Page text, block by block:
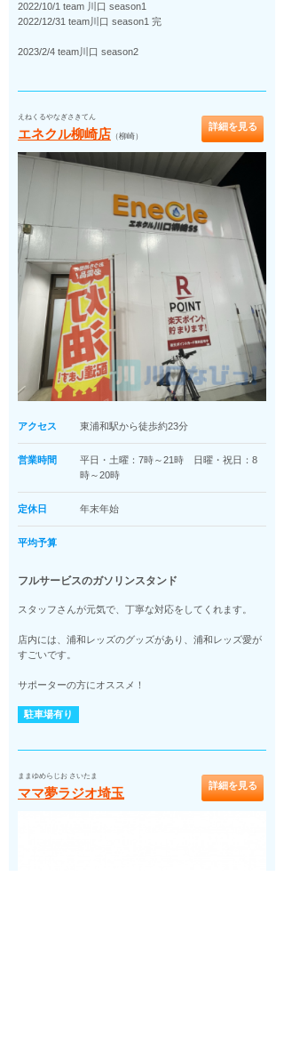
2022/10/1 team 川口 season1
2022/12/31 team川口 season1 完
2023/2/4 team川口 season2
えねくるやなぎさきてん
エネクル柳崎店 （柳崎）
詳細を見る
アクセス 東浦和駅から徒歩約23分
営業時間
平日・土曜：7時～21時 日曜・祝日：8
時～20時
定休日 年末年始
平均予算
フルサービスのガソリンスタンド
スタッフさんが元気で、丁寧な対応をしてくれます。
店内には、浦和レッズのグッズがあり、浦和レッズ愛が
すごいです。
サポーターの方にオススメ！
駐車場有り
ままゆめらじお さいたま
ママ夢ラジオ埼玉 詳細を見る